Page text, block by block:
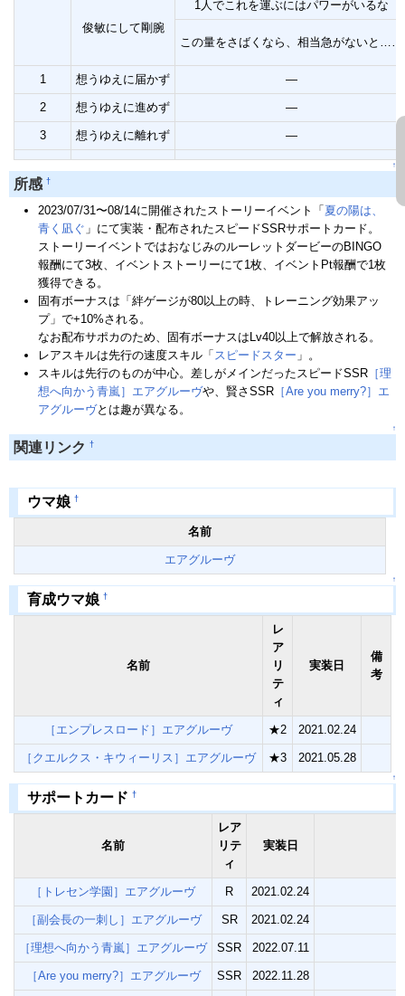
俊敏にして剛腕
1人でこれを運ぶにはパワーがいるな
この量をさばくなら、相当急がないと……
1 想うゆえに届かず ―
2 想うゆえに進めず ―
3 想うゆえに離れず ―
↑
所感 †
2023/07/31〜08/14に開催されたストーリーイベント「 夏の陽は、
青く凪ぐ 」にて実装・配布されたスピードSSRサポートカード。
ストーリーイベントではおなじみのルーレットダービーのBINGO
報酬にて3枚、イベントストーリーにて1枚、イベントPt報酬で1枚
獲得できる。
固有ボーナスは「絆ゲージが80以上の時、トレーニング効果アッ
プ」で+10%される。
なお配布サポカのため、固有ボーナスはLv40以上で解放される。
レアスキルは先行の速度スキル「 スピードスター 」。
スキルは先行のものが中心。差しがメインだったスピードSSR ［理
想へ向かう青嵐］エアグルーヴや、賢さSSR ［Are you merry?］エ
アグルーヴとは趣が異なる。
↑
関連リンク †
ウマ娘 †
名前
エアグルーヴ
↑
育成ウマ娘 †
名前
レ
ア
リ
テ
ィ
実装日
備
考
［エンプレスロード］エアグルーヴ ★2 2021.02.24
［クエルクス・キウィーリス］エアグルーヴ ★3 2021.05.28
↑
サポートカード †
名前
レア
リテ
ィ
実装日
［トレセン学園］エアグルーヴ R 2021.02.24
［副会長の一刺し］エアグルーヴ SR 2021.02.24
［理想へ向かう青嵐］エアグルーヴ SSR 2022.07.11
［Are you merry?］エアグルーヴ SSR 2022.11.28